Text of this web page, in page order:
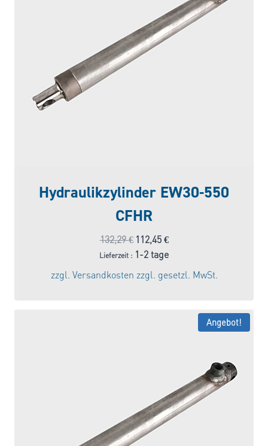
Hydraulikzylinder EW30-550
CFHR
132,29€ Ursprünglicher
Preis
war:
132,29 €
112,45 €Aktueller
Preis
Lieferzeit : 1-2 tage
zzgl. Versandkosten zzgl. gesetzl. MwSt.
Angebot!